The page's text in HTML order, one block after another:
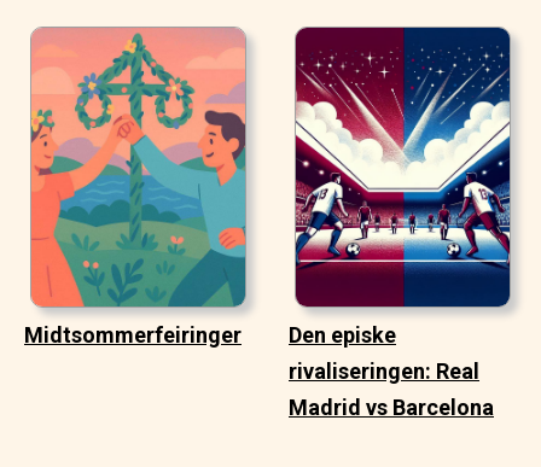
Midtsommerfeiringer
Den episke
rivaliseringen: Real
Madrid vs Barcelona